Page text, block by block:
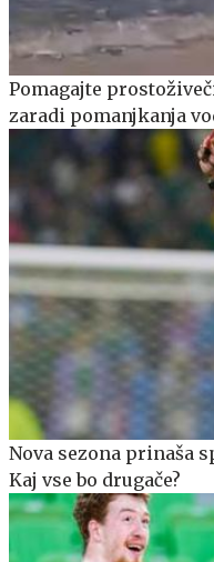
Pomagajte
zaradi pomanjkanja
Nova sezona prinaša
Kaj vse bo drugače?